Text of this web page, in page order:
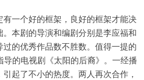
有一个好的框架，良好的框架才能决
。本剧的导演和编剧分别是李应福和
过的优秀作品数不胜数。值得一提的
导的电视剧《太阳的后裔》。一经播
起了不小的热度。两人再次合作，